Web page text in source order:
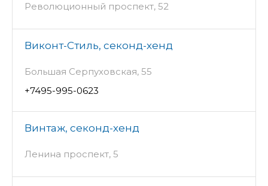
Революционный проспект, 52
Виконт-Стиль, секонд-хенд
Большая Серпуховская, 55
+7495-995-0623
Винтаж, секонд-хенд
Ленина проспект, 5